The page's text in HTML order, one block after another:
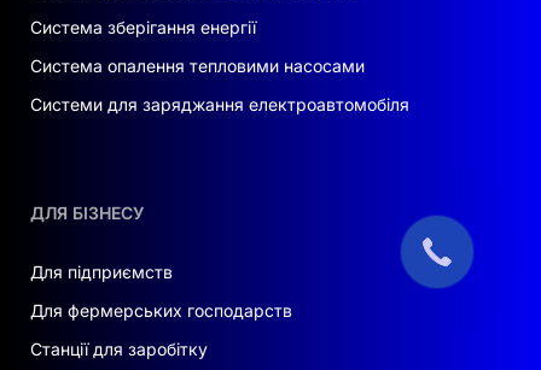
Система зберігання енергії
Система опалення тепловими насосами
Системи для заряджання електроавтомобіля
ДЛЯ БІЗНЕСУ
Для підприємств
Для фермерських господарств
Станції для заробітку